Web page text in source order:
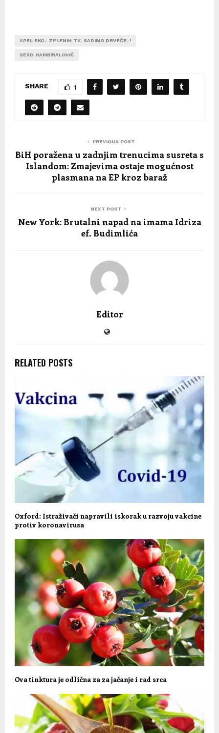
APEL EKO- ZELENIH TK: SADIMO DRVEĆE..!
SEAD HAMBIRALOVIĆ
SHARE 1
PREVIOUS POST
BiH poražena u zadnjim trenucima susreta s
Islandom: Zmajevima ostaje mogućnost
plasmana na EP kroz baraž
NEXT POST
New York: Brutalni napad na imama Idriza
ef. Budimlića
Editor
RELATED POSTS
Oxford: Istraživači napravili iskorak u razvoju vakcine
protiv koronavirusa
Ova tinktura je odlična za za jačanje i rad srca